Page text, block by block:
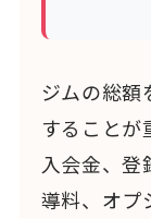
ジムの総額
することが
入会金、登
導料、オプ